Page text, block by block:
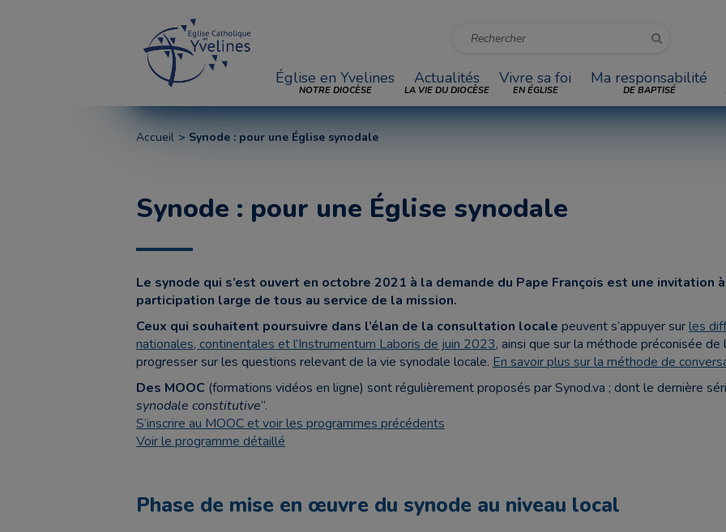
Église en Yvelines
NOTRE DIOCÈSE
Actualités
LA VIE DU DIOCÈSE
Vivre sa foi
EN ÉGLISE
Ma responsabilité
DE BAPTISÉ
Accueil Synode : pour une Église synodale
Synode : pour une Église synodale
Le synode qui s’est ouvert en octobre 2021 à la demande du Pape François est une invitation
participation large de tous au service de la mission.
Ceux qui souhaitent poursuivre dans l’élan de la consultation locale peuvent s’appuyer surles
nationales, continentales et l’Instrumentum Laboris de juin 2023, ainsi que sur la méthode préconisée
progresser sur les questions relevant de la vie synodale locale. En savoir plus sur la méthode de
Des MOOC (formations vidéos en ligne) sont régulièrement proposés par Synod.va ; dont le dernière
synodale constitutive“.
S’inscrire au MOOC et voir les programmes précédents
Voir le programme détaillé
Phase de mise en œuvre du synode au niveau local